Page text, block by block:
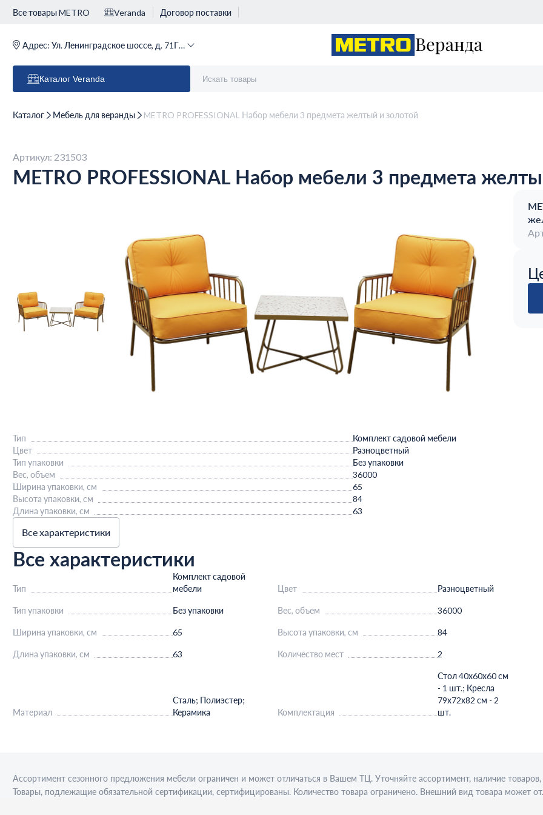
Все товары METRO Veranda Договор поставки
Адрес: Ул. Ленинградское шоссе, д. 71Г (м. Речной вокзал)
Каталог Veranda
Каталог Мебель для веранды METRO PROFESSIONAL Набор мебели 3 предмета желтый и золотой
Артикул: 231503
METRO PROFESSIONAL Набор мебели 3 предмета
Тип
Комплект садовой мебели
Цвет
Разноцветный
Тип упаковки
Без упаковки
Вес, объем
36000
Ширина упаковки, см
65
Высота упаковки, см
84
Длина упаковки, см
63
Все характеристики
Все характеристики
Тип
Комплект садовой
мебели
Цвет Разноцветный
Тип упаковки Без упаковки Вес, объем 36000
Ширина упаковки, см 65 Высота упаковки, см 84
Длина упаковки, см 63 Количество мест 2
Материал
Сталь; Полиэстер;
Керамика
Комплектация
Стол 40х60х60 см
- 1 шт.; Кресла
79х72х82 см - 2
шт.
Ассортимент сезонного предложения мебели ограничен и может отличаться в Вашем ТЦ. Уточняйте ассортимент, наличие
Товары, подлежащие обязательной сертификации, сертифицированы. Количество товара ограничено. Внешний вид товара может